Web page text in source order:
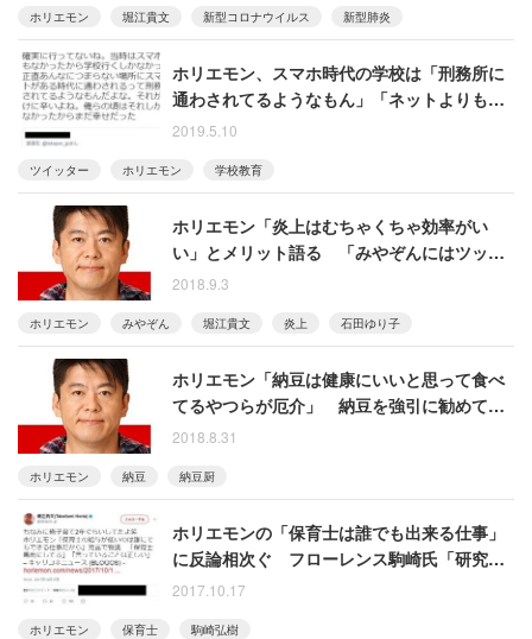
ホリエモン 堀江貴文 新型コロナウイルス 新型肺炎
ホリエモン、スマホ時代の学校は「刑務所に
通わされてるようなもん」「ネットよりも楽
しいことなんか小学校にはないよ」
2019.5.10
ツイッター ホリエモン 学校教育
ホリエモン「炎上はむちゃくちゃ効率がい
い」とメリット語る 「みやぞんにはツッコ
んじゃダメだった」と反省する場面も
2018.9.3
ホリエモン みやぞん 堀江貴文 炎上 石田ゆり子
ホリエモン「納豆は健康にいいと思って食べ
てるやつらが厄介」 納豆を強引に勧めてく
る人に苦言
2018.8.31
ホリエモン 納豆 納豆厨
ホリエモンの「保育士は誰でも出来る仕事」
に反論相次ぐ フローレンス駒崎氏「研究者
などの専門家が、誤解訂正すべき」
2017.10.17
ホリエモン 保育士 駒崎弘樹